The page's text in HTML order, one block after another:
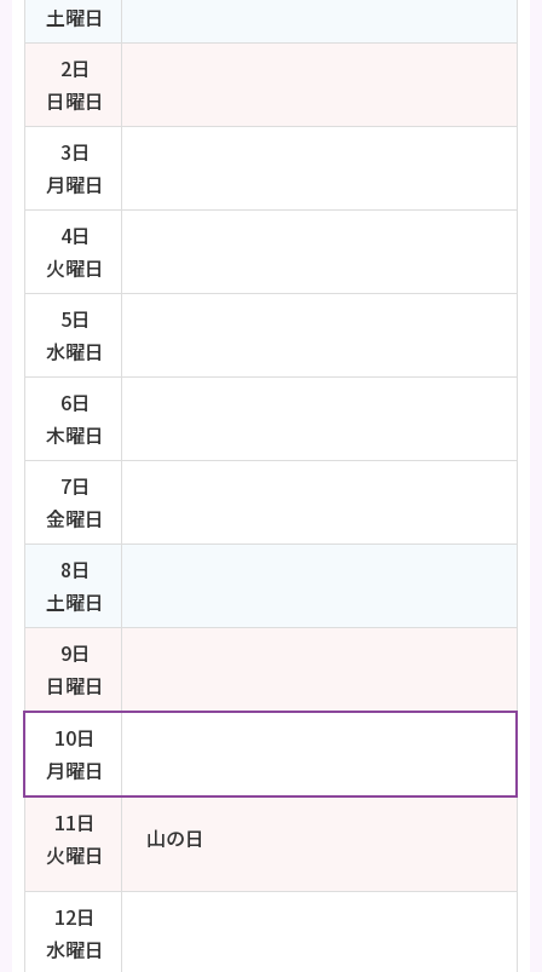
土曜日
2日
日曜日
3日
月曜日
4日
火曜日
5日
水曜日
6日
木曜日
7日
金曜日
8日
土曜日
9日
日曜日
10日
月曜日
11日
火曜日
山の日
12日
水曜日